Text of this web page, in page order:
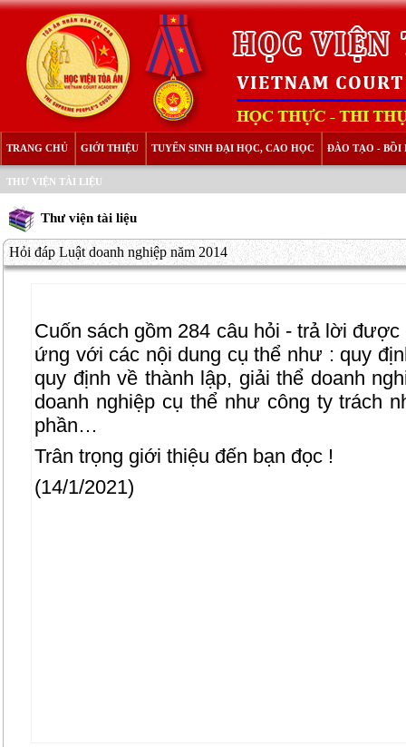
TRANG CHỦ GIỚI THIỆU TUYỂN SINH ĐẠI HỌC, CAO HỌC ĐÀO TẠO - BỒI
THƯ VIỆN TÀI LIỆU
Thư viện tài liệu
Hỏi đáp Luật doanh nghiệp năm 2014
Cuốn sách gồm 284 câu hỏi - trả lời
ứng với các nội dung cụ thể như : quy
quy định về thành lập, giải thể doanh
doanh nghiệp cụ thể như công ty trách
phần…
Trân trọng giới thiệu đến bạn đọc !
(14/1/2021)